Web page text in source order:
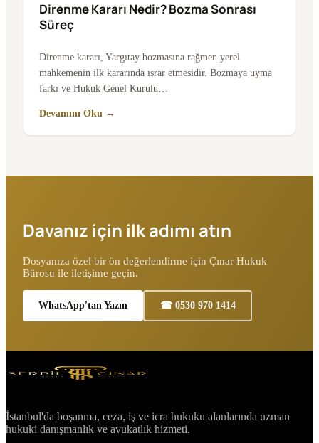
Direnme Kararı Nedir? Bozma Sonrası
Süreç
Direnme kararı, Yargıtay bozmasına rağmen yerel
mahkemenin ilk kararında ısrar etmesidir. Bozmaya uyma
farkı ve Hukuk Genel Kurulu…
Devamını Oku →
Davanız için ilk adımı atın
Dosyanıza özel bir ön değerlendirme için Çınar Hukuk
Bürosu ile iletişime geçin.
WhatsApp'tan Yazın ☎ 0530 970 1414
İstanbul'da boşanma, ceza, iş ve icra hukuku alanlarında uzman
hukuki danışmanlık ve avukatlık hizmeti.